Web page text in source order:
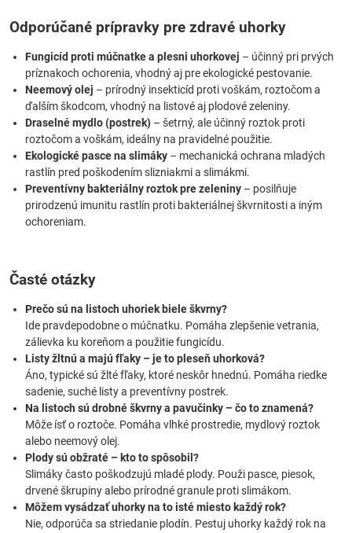
Odporúčané prípravky pre zdravé uhorky
Fungicíd proti múčnatke a plesni uhorkovej – účinný pri prvých
príznakoch ochorenia, vhodný aj pre ekologické pestovanie.
Neemový olej – prírodný insekticíd proti voškám, roztočom a
ďalším škodcom, vhodný na listové aj plodové zeleniny.
Draselné mydlo (postrek) – šetrný, ale účinný roztok proti
roztočom a voškám, ideálny na pravidelné použitie.
Ekologické pasce na slimáky – mechanická ochrana mladých
rastlín pred poškodením slizniakmi a slimákmi.
Preventívny bakteriálny roztok pre zeleniny – posilňuje
prirodzenú imunitu rastlín proti bakteriálnej škvrnitosti a iným
ochoreniam.
Časté otázky
Prečo sú na listoch uhoriek biele škvrny?
Ide pravdepodobne o múčnatku. Pomáha zlepšenie vetrania,
zálievka ku koreňom a použitie fungicídu.
Listy žltnú a majú fľaky – je to pleseň uhorková?
Áno, typické sú žlté fľaky, ktoré neskôr hnednú. Pomáha riedke
sadenie, suché listy a preventívny postrek.
Na listoch sú drobné škvrny a pavučinky – čo to znamená?
Môže ísť o roztoče. Pomáha vlhké prostredie, mydlový roztok
alebo neemový olej.
Plody sú obžraté – kto to spôsobil?
Slimáky často poškodzujú mladé plody. Použi pasce, piesok,
drvené škrupiny alebo prírodné granule proti slimákom.
Môžem vysádzať uhorky na to isté miesto každý rok?
Nie, odporúča sa striedanie plodín. Pestuj uhorky každý rok na